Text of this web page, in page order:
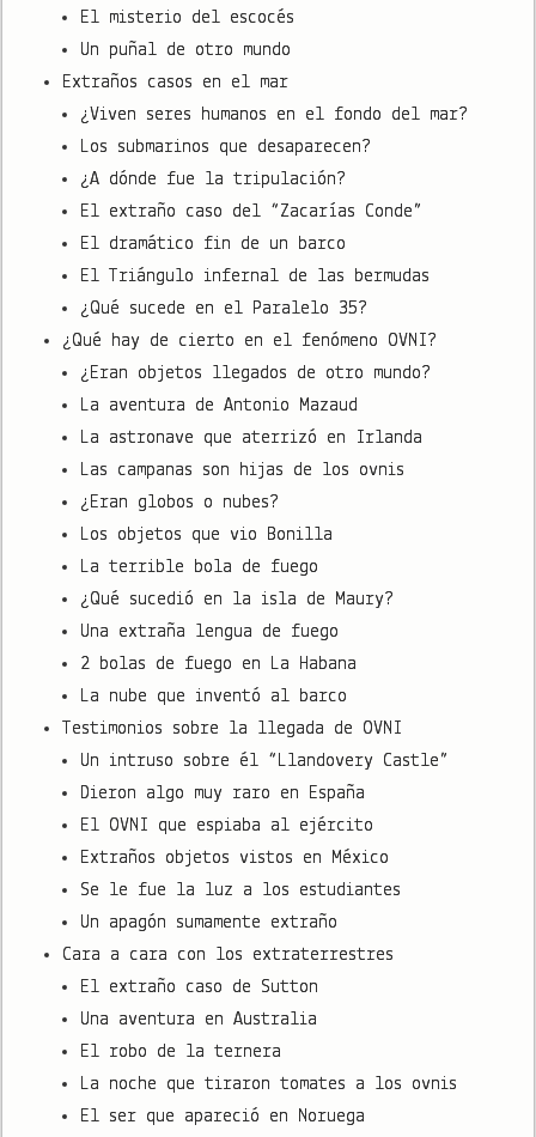
El misterio del escocés
Un puñal de otro mundo
Extraños casos en el mar
¿Viven seres humanos en el fondo del mar?
Los submarinos que desaparecen?
¿A dónde fue la tripulación?
El extraño caso del “Zacarías Conde”
El dramático fin de un barco
El Triángulo infernal de las bermudas
¿Qué sucede en el Paralelo 35?
¿Qué hay de cierto en el fenómeno OVNI?
¿Eran objetos llegados de otro mundo?
La aventura de Antonio Mazaud
La astronave que aterrizó en Irlanda
Las campanas son hijas de los ovnis
¿Eran globos o nubes?
Los objetos que vio Bonilla
La terrible bola de fuego
¿Qué sucedió en la isla de Maury?
Una extraña lengua de fuego
2 bolas de fuego en La Habana
La nube que inventó al barco
Testimonios sobre la llegada de OVNI
Un intruso sobre él “Llandovery Castle”
Dieron algo muy raro en España
El OVNI que espiaba al ejército
Extraños objetos vistos en México
Se le fue la luz a los estudiantes
Un apagón sumamente extraño
Cara a cara con los extraterrestres
El extraño caso de Sutton
Una aventura en Australia
El robo de la ternera
La noche que tiraron tomates a los ovnis
El ser que apareció en Noruega